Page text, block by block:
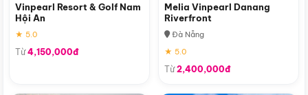
Vinpearl Resort & Golf Nam
Hội An
★ 5.0
Từ4,150,000đ
Melia Vinpearl Danang
Riverfront
Đà Nẵng
★ 5.0
Từ2,400,000đ